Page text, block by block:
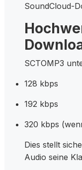
SoundCloud-
SCTOMP3
128 kbps
192 kbps
320 kbps
Dies stellt
Audio seine